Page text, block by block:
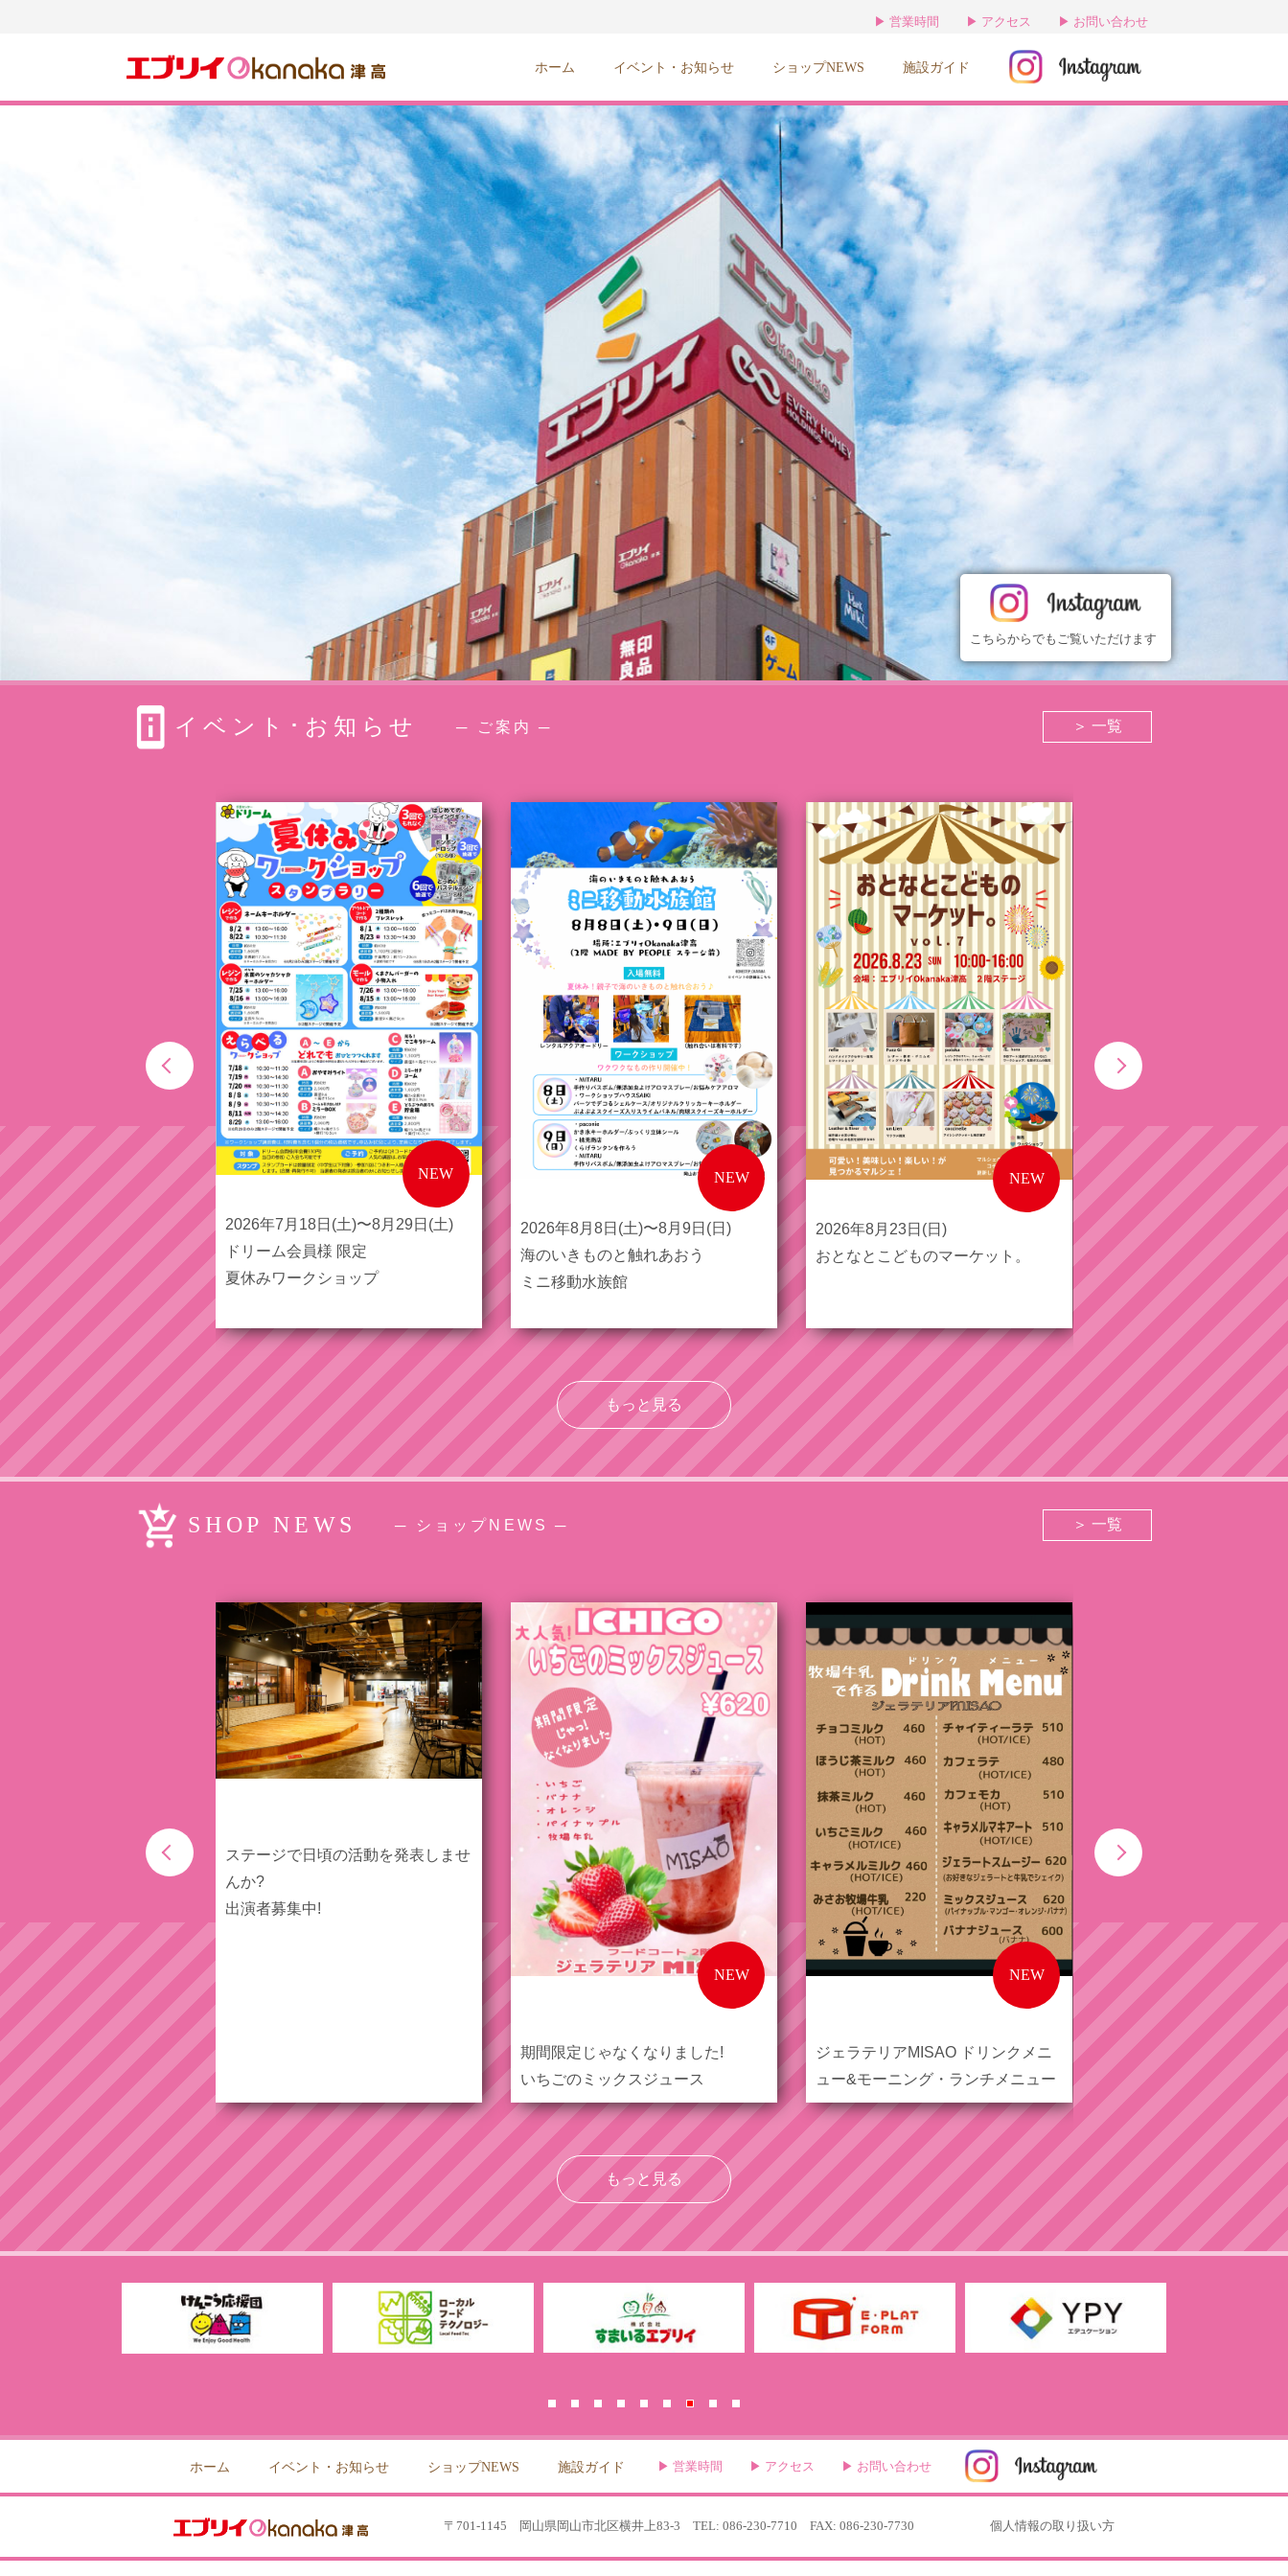
ホーム イベント・お知らせ ショップNEWS 施設ガイド
営業時間 アクセス お問い合わせ
みんなの中にエブリイOkanaka津高
こちらからでもご覧いただけます
イベント･お知らせ ─ ご案内 ─ ＞ 一覧
2026年7月18日(土)〜8月29日(土)
NEW
ドリーム会員様 限定
夏休みワークショップ
2026年8月8日(土)〜8月9日(日)
NEW
海のいきものと触れあおう
ミニ移動水族館
2026年8月23日(日)
NEW
おとなとこどものマーケット。
2026年8月30日(日)
FANTASTIC BAND ザ★
夏の音楽祭
もっと見る
SHOP NEWS ─ ショップNEWS ─ ＞ 一覧
ステージで日頃の活動を発表しませ
んか?
出演者募集中!
NEW
期間限定じゃなくなりました!
いちごのミックスジュース
NEW
ジェラテリアMISAO ドリンクメニ
ュー&モーニング・ランチメニュー
「白玉あずきのパフェ」
もっと見る
ホーム イベント・お知らせ ショップNEWS 施設ガイド 営業時間 アクセス お問い合わせ
〒701-1145 岡山県岡山市北区横井上83-3 TEL: 086-230-7710 FAX: 086-230-7730 個人情報の取り扱い方